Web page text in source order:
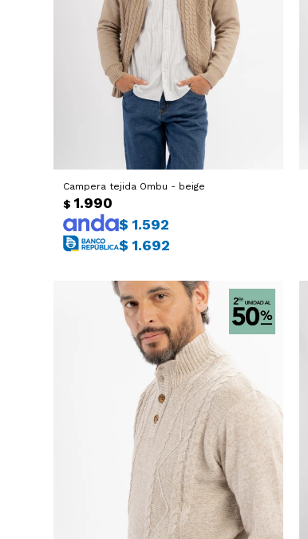
Campera tejida Ombu - beige
$ 1.990
$ 1.592
$ 1.692